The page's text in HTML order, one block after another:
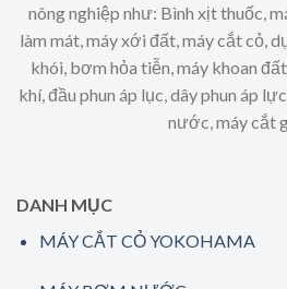
nông nghiệp như: Bình xịt thuốc,
làm mát, máy xới đất, máy cắt cỏ,
khói, bơm hỏa tiễn, máy khoan
khí, đầu phun áp lục, dây phun áp
nước, máy cắt
DANH MỤC
MÁY CẮT CỎ YOKOHAMA